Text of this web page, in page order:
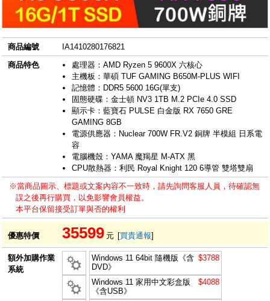
商品編號
IA1410280176821
商品特色
處理器：AMD Ryzen 5 9600X 六核心
主機板：華碩 TUF GAMING B650M-PLUS WIFI
記憶體：DDR5 5600 16G(單支)
固態硬碟：金士頓 NV3 1TB M.2 PCIe 4.0 SSD
顯示卡：藍寶石 PULSE 白金版 RX 7650 GRE
GAMING 8GB
電源供應器：Nuclear 700W FR.V2 銅牌 半模組 日系電
容
電腦機殼：YAMA 魔羯星 M-ATX 黑
CPU散熱器：利民 Royal Knight 120 6導管 雙塔雙扇
※當商品圖示、標題或文案內容不一致時，請先詢問客服人員，待確認無
誤之後再行購買，以免影響會員權益。
本平台保留接受訂單與否的權利
優惠特價 35599 元 [買貴通報]
額外加購作業
系統
Windows 11 64bit 隨機版《含
DVD》
$3788
Windows 11 家用中文彩盒版
《含USB》
$4088